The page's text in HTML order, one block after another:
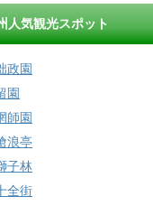
人気観光スポット
政園
園
師園
浪亭
子林
全街